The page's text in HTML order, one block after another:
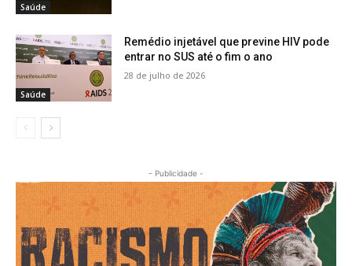
Saúde
Saúde
Remédio injetável que previne HIV pode
entrar no SUS até o fim o ano
28 de julho de 2026
- Publicidade -